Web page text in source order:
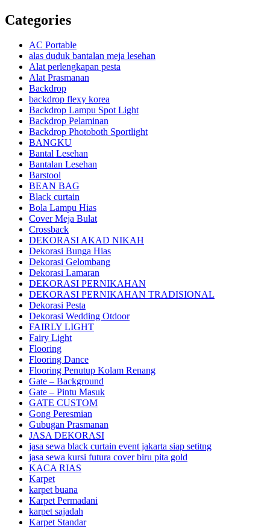
Categories
AC Portable
alas duduk bantalan meja lesehan
Alat perlengkapan pesta
Alat Prasmanan
Backdrop
backdrop flexy korea
Backdrop Lampu Spot Light
Backdrop Pelaminan
Backdrop Photoboth Sportlight
BANGKU
Bantal Lesehan
Bantalan Lesehan
Barstool
BEAN BAG
Black curtain
Bola Lampu Hias
Cover Meja Bulat
Crossback
DEKORASI AKAD NIKAH
Dekorasi Bunga Hias
Dekorasi Gelombang
Dekorasi Lamaran
DEKORASI PERNIKAHAN
DEKORASI PERNIKAHAN TRADISIONAL
Dekorasi Pesta
Dekorasi Wedding Otdoor
FAIRLY LIGHT
Fairy Light
Flooring
Flooring Dance
Flooring Penutup Kolam Renang
Gate – Background
Gate – Pintu Masuk
GATE CUSTOM
Gong Peresmian
Gubugan Prasmanan
JASA DEKORASI
jasa sewa black curtain event jakarta siap setitng
jasa sewa kursi futura cover biru pita gold
KACA RIAS
Karpet
karpet buana
Karpet Permadani
karpet sajadah
Karpet Standar